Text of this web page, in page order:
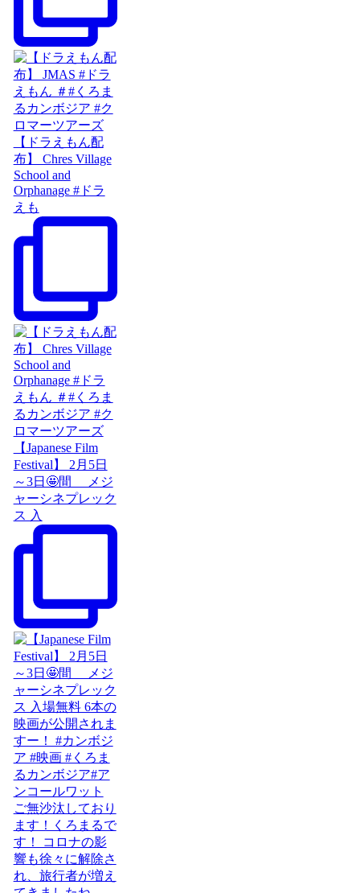
【ドラえもん配
布】 Chres Village
School and
Orphanage #ドラ
えも
【Japanese Film
Festival】 2月5日
～3日🤩間 メジ
ャーシネプレック
ス 入
ご無沙汰しており
ます！くろまるで
す！ コロナの影
響も徐々に解除さ
れ、旅行者が増え